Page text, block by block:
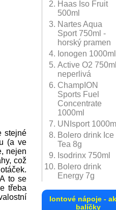
stejné
(a ve
nejen
což
to se
třeba
Haas Iso Fruit
500ml
Nartes Aqua
Sport 750ml -
horský pramen
Ionogen 1000ml
Active O2 750ml
neperlivá
ChampION
Sports Fuel
Concentrate
1000ml
UNIsport 1000ml
Bolero drink Ice
Tea 8g
Isodrinx 750ml
Bolero drink
Energy 7g
Natural Energy
STRONG 330ml
58 Kč
detail
10x Wax Iont
Professional
50g - AKCE
209 Kč
detail